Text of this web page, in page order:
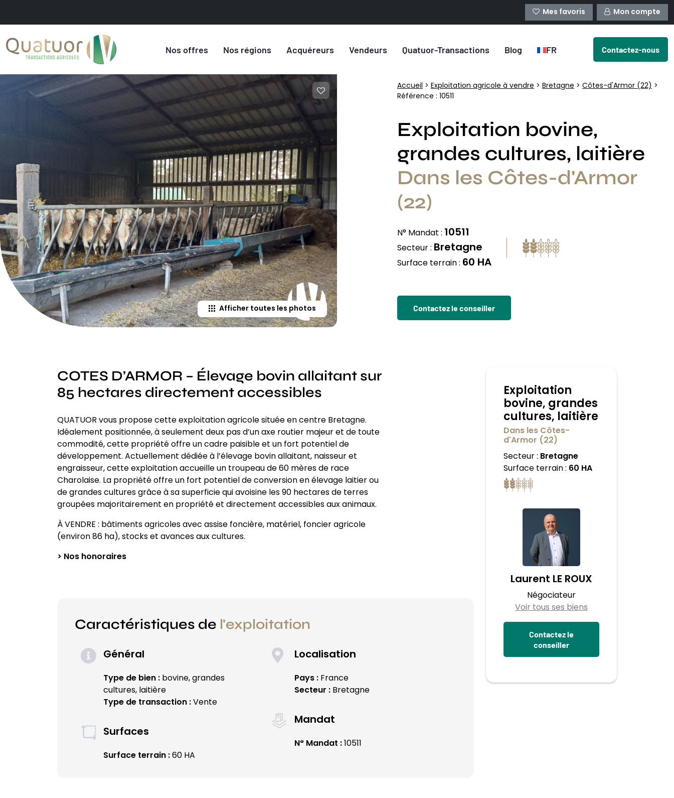
Mes favoris Mon compte
Nos offres Nos régions Acquéreurs Vendeurs Quatuor-Transactions Blog FR Contactez-nous
Afficher toutes les photos
Accueil > Exploitation agricole à vendre > Bretagne > Côtes-d'Armor (22) >
Référence : 10511
Exploitation bovine,
grandes cultures, laitière
Dans les Côtes-d'Armor
(22)
N° Mandat : 10511
Secteur : Bretagne
Surface terrain : 60 HA
Contactez le conseiller
Exploitation
bovine, grandes
cultures, laitière
Dans les Côtes-
d'Armor (22)
Secteur : Bretagne
Surface terrain : 60 HA
Laurent LE ROUX
Négociateur
Voir tous ses biens
Contactez le
conseiller
COTES D’ARMOR – Élevage bovin allaitant sur
85 hectares directement accessibles
QUATUOR vous propose cette exploitation agricole située en centre Bretagne.
Idéalement positionnée, à seulement deux pas d’un axe routier majeur et de toute
commodité, cette propriété offre un cadre paisible et un fort potentiel de
développement. Actuellement dédiée à l’élevage bovin allaitant, naisseur et
engraisseur, cette exploitation accueille un troupeau de 60 mères de race
Charolaise. La propriété offre un fort potentiel de conversion en élevage laitier ou
de grandes cultures grâce à sa superficie qui avoisine les 90 hectares de terres
groupées majoritairement en propriété et directement accessibles aux animaux.
À VENDRE : bâtiments agricoles avec assise foncière, matériel, foncier agricole
(environ 86 ha), stocks et avances aux cultures.
> Nos honoraires
Caractéristiques de l'exploitation
Général
Type de bien :bovine, grandes
cultures, laitière
Type de transaction :Vente
Surfaces
Surface terrain :60 HA
Localisation
Pays :France
Secteur :Bretagne
Mandat
N° Mandat :10511